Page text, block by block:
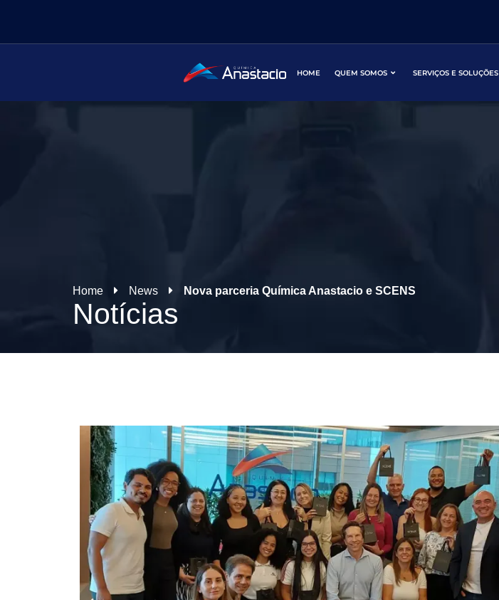
HOME QUEM SOMOS SERVIÇOS E SOLUÇÕES
Home News Nova parceria Química Anastacio e SCENS
Notícias